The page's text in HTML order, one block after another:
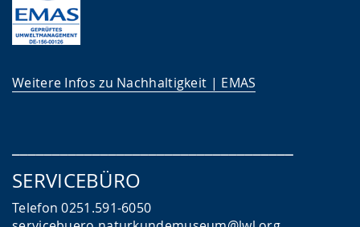
Weitere Infos zu Nachhaltigkeit | EMAS
SERVICEBÜRO
Telefon 0251.591-6050